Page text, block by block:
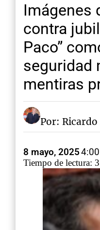
Imágenes
contra
Paco”
seguridad
mentiras
Por:
8 mayo, 2025
Tiempo de lectura: